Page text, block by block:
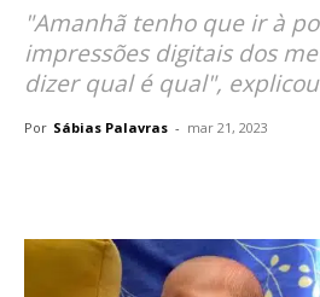
"Amanhã tenho que ir à
impressões digitais dos
dizer qual é qual",
Por Sábias Palavras - mar 21, 2023